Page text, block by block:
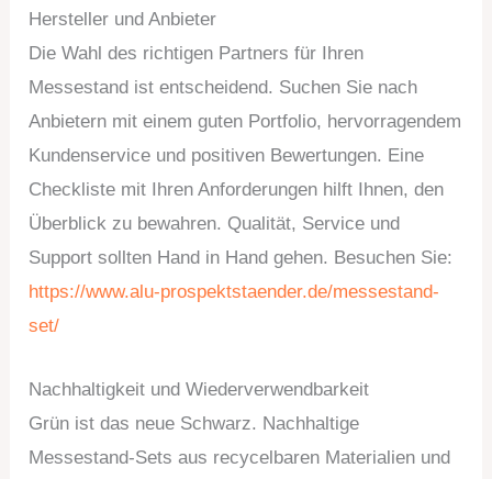
Hersteller und Anbieter
Die Wahl des richtigen Partners für Ihren
Messestand ist entscheidend. Suchen Sie nach
Anbietern mit einem guten Portfolio, hervorragendem
Kundenservice und positiven Bewertungen. Eine
Checkliste mit Ihren Anforderungen hilft Ihnen, den
Überblick zu bewahren. Qualität, Service und
Support sollten Hand in Hand gehen. Besuchen Sie:
https://www.alu-prospektstaender.de/messestand-
set/
Nachhaltigkeit und Wiederverwendbarkeit
Grün ist das neue Schwarz. Nachhaltige
Messestand-Sets aus recycelbaren Materialien und